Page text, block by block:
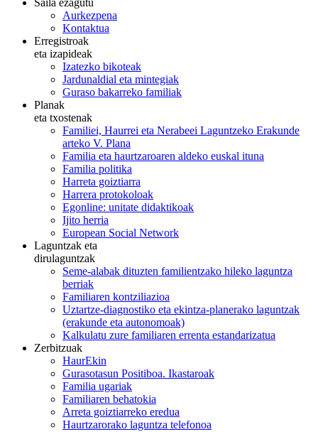
Aurkezpena
Kontaktua
Erregistroak
eta izapideak
Izatezko bikoteak
Jardunaldial eta mintegiak
Guraso bakarreko familiak
Planak
eta txostenak
Familiei, Haurrei eta Nerabeei Laguntzeko Erakunde
arteko V. Plana
Familia eta haurtzaroaren aldeko euskal ituna
Familia politika
Harreta goiztiarra
Harrera protokoloak
Egonline: unitate didaktikoak
Ijito herria
European Social Network
Laguntzak eta
dirulaguntzak
Seme-alabak dituzten familientzako hileko laguntza
berriak
Familiaren kontziliazioa
Uztartze-diagnostiko eta ekintza-planerako laguntzak
(erakunde eta autonomoak)
Kalkulatu zure familiaren errenta estandarizatua
Zerbitzuak
HaurEkin
Gurasotasun Positiboa. Ikastaroak
Familia ugariak
Familiaren behatokia
Arreta goiztiarreko eredua
Haurtzarorako laguntza telefonoa